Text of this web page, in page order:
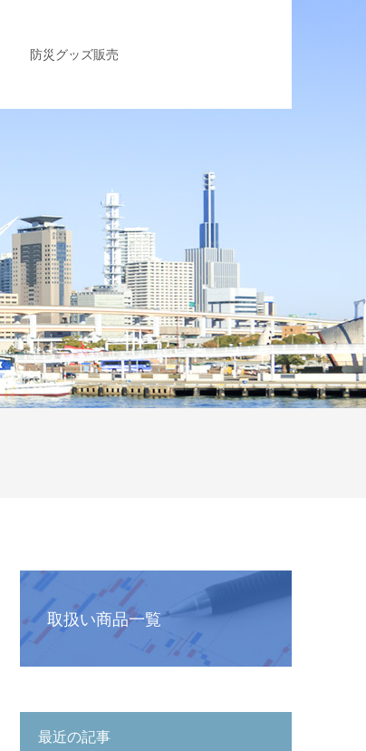
防災グッズ販売
取扱い商品一覧
最近の記事